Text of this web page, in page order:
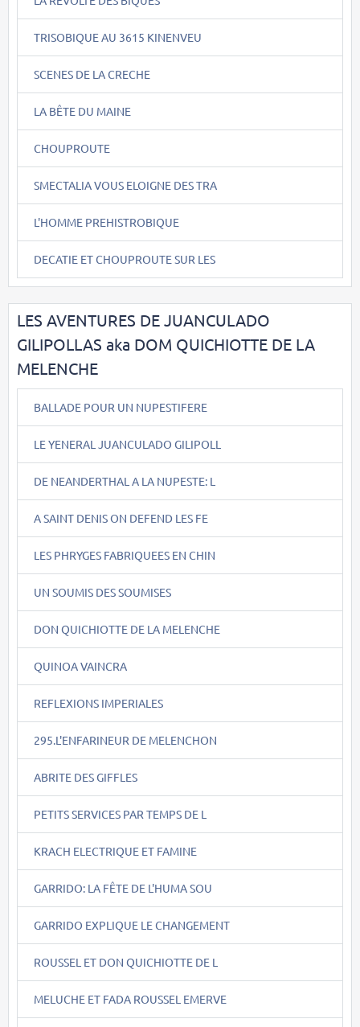
TRISOBIQUE AU 3615 KINENVEU
SCENES DE LA CRECHE
LA BÊTE DU MAINE
CHOUPROUTE
SMECTALIA VOUS ELOIGNE DES TRA
L'HOMME PREHISTROBIQUE
DECATIE ET CHOUPROUTE SUR LES
LES AVENTURES DE JUANCULADO
GILIPOLLAS aka DOM QUICHIOTTE DE LA
MELENCHE
BALLADE POUR UN NUPESTIFERE
LE YENERAL JUANCULADO GILIPOLL
DE NEANDERTHAL A LA NUPESTE: L
A SAINT DENIS ON DEFEND LES FE
LES PHRYGES FABRIQUEES EN CHIN
UN SOUMIS DES SOUMISES
DON QUICHIOTTE DE LA MELENCHE
QUINOA VAINCRA
REFLEXIONS IMPERIALES
295.L'ENFARINEUR DE MELENCHON
ABRITE DES GIFFLES
PETITS SERVICES PAR TEMPS DE L
KRACH ELECTRIQUE ET FAMINE
GARRIDO: LA FÊTE DE L'HUMA SOU
GARRIDO EXPLIQUE LE CHANGEMENT
ROUSSEL ET DON QUICHIOTTE DE L
MELUCHE ET FADA ROUSSEL EMERVE